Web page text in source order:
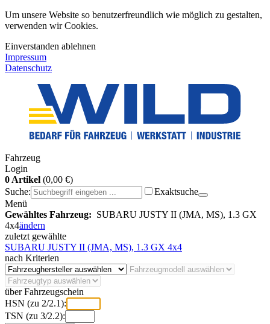
Um unsere Website so benutzerfreundlich wie möglich zu gestalten,
verwenden wir Cookies.
Einverstanden ablehnen
Impressum
Datenschutz
Fahrzeug
Login
0 Artikel (0,00 €)
Suche:
Exaktsuche
Menü
Gewähltes Fahrzeug: SUBARU JUSTY II (JMA, MS), 1.3 GX
4x4ändern
zuletzt gewählte
SUBARU JUSTY II (JMA, MS), 1.3 GX 4x4
nach Kriterien
über Fahrzeugschein
HSN (zu 2/2.1):
TSN (zu 3/2.2):